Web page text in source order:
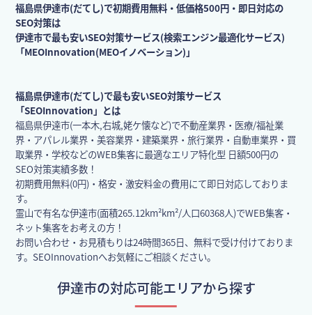
福島県伊達市(だてし)で初期費用無料・低価格500円・即日対応の
SEO対策は
伊達市で最も安いSEO対策サービス(検索エンジン最適化サービス)
「MEOInnovation(MEOイノベーション)」
福島県伊達市(だてし)で最も安いSEO対策サービス
「SEOInnovation」とは
福島県伊達市(一本木,右城,姥ケ懐など)で不動産業界・医療/福祉業
界・アパレル業界・美容業界・建築業界・旅行業界・自動車業界・買
取業界・学校などのWEB集客に最適なエリア特化型 日額500円の
SEO対策実績多数！
初期費用無料(0円)・格安・激安料金の費用にて即日対応しておりま
す。
霊山で有名な伊達市(面積265.12km²km²/人口60368人)でWEB集客・
ネット集客をお考えの方！
お問い合わせ・お見積もりは24時間365日、無料で受け付けておりま
す。SEOInnovationへお気軽にご相談ください。
伊達市の対応可能エリアから探す